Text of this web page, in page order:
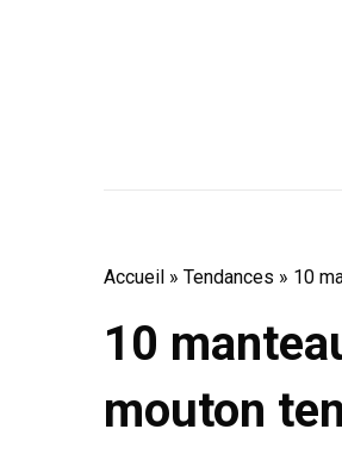
Accueil »Tendances » 10
10
mouton